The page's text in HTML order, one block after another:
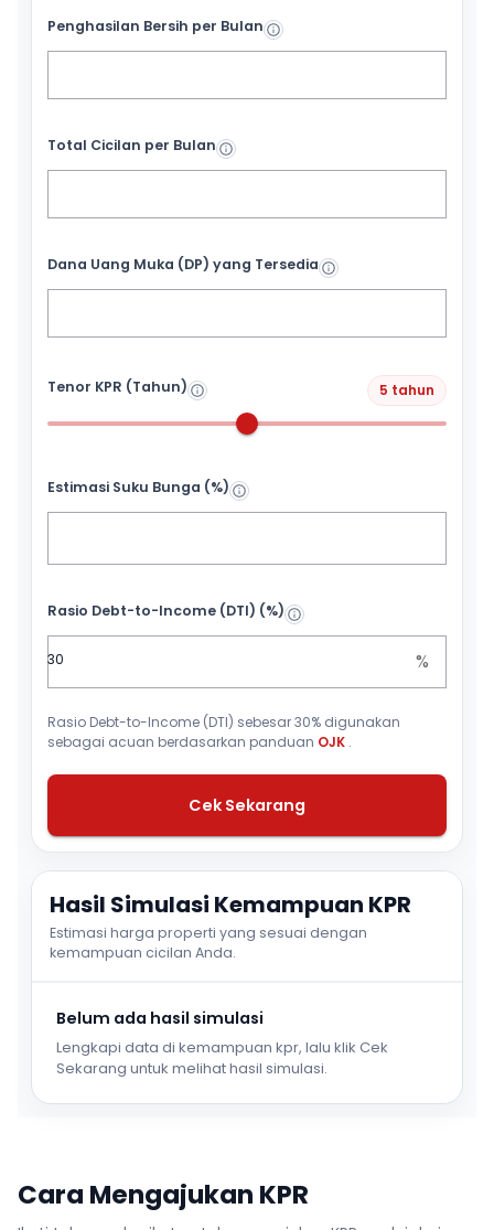
Penghasilan Bersih per Bulan
Total Cicilan per Bulan
Dana Uang Muka (DP) yang Tersedia
Tenor KPR (Tahun) 5 tahun
Estimasi Suku Bunga (%)
Rasio Debt-to-Income (DTI) (%)
%
Rasio Debt-to-Income (DTI) sebesar 30% digunakan
sebagai acuan berdasarkan panduan OJK .
Cek Sekarang
Hasil Simulasi Kemampuan KPR
Estimasi harga properti yang sesuai dengan
kemampuan cicilan Anda.
Belum ada hasil simulasi
Lengkapi data di kemampuan kpr, lalu klik Cek
Sekarang untuk melihat hasil simulasi.
Cara Mengajukan KPR